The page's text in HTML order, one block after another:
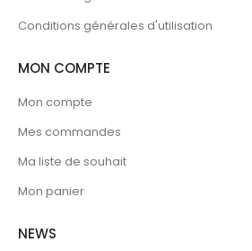
Conditions générales d'utilisation
MON COMPTE
Mon compte
Mes commandes
Ma liste de souhait
Mon panier
NEWS